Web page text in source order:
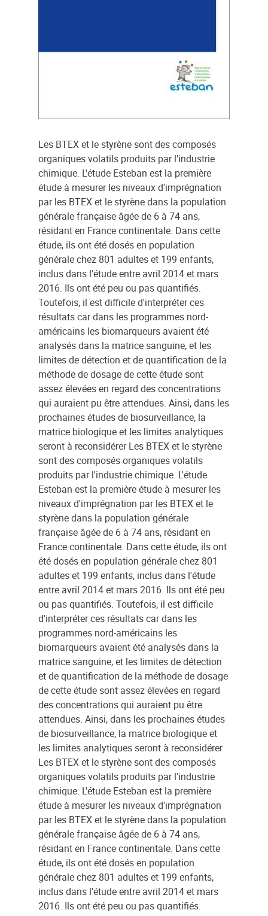
Les BTEX et le styrène sont des composés
organiques volatils produits par l'industrie
chimique. L'étude Esteban est la première
étude à mesurer les niveaux d'imprégnation
par les BTEX et le styrène dans la population
générale française âgée de 6 à 74 ans,
résidant en France continentale. Dans cette
étude, ils ont été dosés en population
générale chez 801 adultes et 199 enfants,
inclus dans l'étude entre avril 2014 et mars
2016. Ils ont été peu ou pas quantifiés.
Toutefois, il est difficile d'interpréter ces
résultats car dans les programmes nord-
américains les biomarqueurs avaient été
analysés dans la matrice sanguine, et les
limites de détection et de quantification de la
méthode de dosage de cette étude sont
assez élevées en regard des concentrations
qui auraient pu être attendues. Ainsi, dans les
prochaines études de biosurveillance, la
matrice biologique et les limites analytiques
seront à reconsidérer Les BTEX et le styrène
sont des composés organiques volatils
produits par l'industrie chimique. L'étude
Esteban est la première étude à mesurer les
niveaux d'imprégnation par les BTEX et le
styrène dans la population générale
française âgée de 6 à 74 ans, résidant en
France continentale. Dans cette étude, ils ont
été dosés en population générale chez 801
adultes et 199 enfants, inclus dans l'étude
entre avril 2014 et mars 2016. Ils ont été peu
ou pas quantifiés. Toutefois, il est difficile
d'interpréter ces résultats car dans les
programmes nord-américains les
biomarqueurs avaient été analysés dans la
matrice sanguine, et les limites de détection
et de quantification de la méthode de dosage
de cette étude sont assez élevées en regard
des concentrations qui auraient pu être
attendues. Ainsi, dans les prochaines études
de biosurveillance, la matrice biologique et
les limites analytiques seront à reconsidérer
Les BTEX et le styrène sont des composés
organiques volatils produits par l'industrie
chimique. L'étude Esteban est la première
étude à mesurer les niveaux d'imprégnation
par les BTEX et le styrène dans la population
générale française âgée de 6 à 74 ans,
résidant en France continentale. Dans cette
étude, ils ont été dosés en population
générale chez 801 adultes et 199 enfants,
inclus dans l'étude entre avril 2014 et mars
2016. Ils ont été peu ou pas quantifiés.